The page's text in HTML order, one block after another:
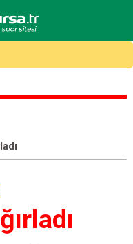
Bodrum'da yok!